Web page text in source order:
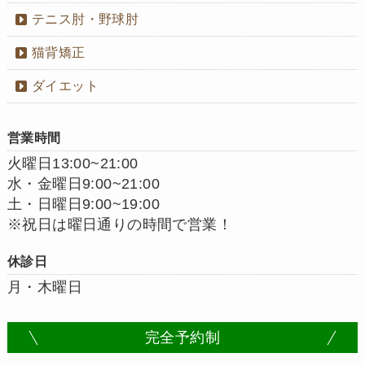
テニス肘・野球肘
猫背矯正
ダイエット
営業時間
火曜日13:00~21:00
水・金曜日9:00~21:00
土・日曜日9:00~19:00
※祝日は曜日通りの時間で営業！
休診日
月・木曜日
完全予約制